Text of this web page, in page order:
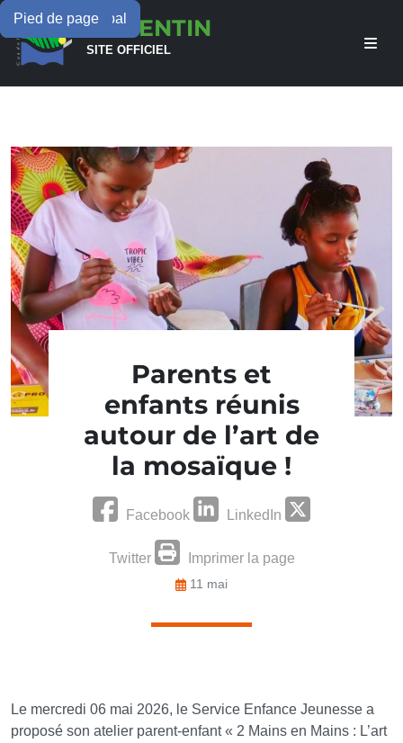
Menu principal
Contenu principal
Pied de pageLAMENTIN
SITE OFFICIEL
Parents et
enfants réunis
autour de l’art de
la mosaïque !
Facebook LinkedIn
Twitter Imprimer la page
11 mai
Le mercredi 06 mai 2026, le Service Enfance Jeunesse a
proposé son atelier parent-enfant « 2 Mains en Mains : L’art